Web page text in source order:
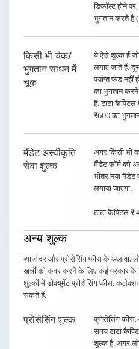
डिफॉल्ट होने
भुगतान करते हैं
किसी भी चेक/
भुगतान साधन में
चूक
ये ऐसे शुल्क हैं जो
लगाए जाते हैं.
पर्याप्त फंड
का भुगतान
हैं. टाटा
₹600 का
मैंडेट अस्वीकृति
सेवा शुल्क
अगर किसी भी
मैंडेट फॉर्म को
भीतर नया मैंडेट
लगाया जाएगा.
टाटा कैपिटल ₹
अन्यशुल्क
ब्याज दर और प्रोसेसिंग फीस के अलावा,
खर्चों को कवर करने के लिए कई प्रकार
शुल्कों में डॉक्यूमेंट प्रोसेसिंग फीस,
सकते हैं.
प्रोसेसिंग शुल्क
प्रोसेसिंग
समय टाटा
शुल्क है. अगर